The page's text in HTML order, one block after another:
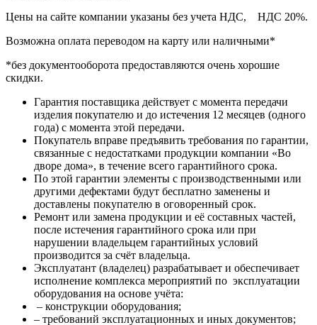
Цены на сайте компании указаны без учета НДС, НДС 20%.
Возможна оплата переводом на карту или наличными*
*без документооборота предоставляются очень хорошие
скидки.
Гарантия поставщика действует с момента передачи
изделия покупателю и до истечения 12 месяцев (одного
года) с момента этой передачи.
Покупатель вправе предъявить требования по гарантии,
связанные с недостатками продукции компании «Во
дворе дома», в течение всего гарантийного срока.
По этой гарантии элементы с производственными или
другими дефектами будут бесплатно заменены и
доставлены покупателю в оговоренный срок.
Ремонт или замена продукции и её составных частей,
после истечения гарантийного срока или при
нарушении владельцем гарантийных условий
производится за счёт владельца.
Эксплуатант (владелец) разрабатывает и обеспечивает
исполнение комплекса мероприятий по эксплуатации
оборудования на основе учёта:
– конструкции оборудования;
– требований эксплуатационных и иных документов;